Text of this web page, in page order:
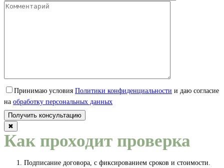
Принимаю условия Политики конфиденциальности и даю согласие
на обработку персональных данных
✖
Как проходит проверка
Подписание договора, с фиксированием сроков и стоимости.